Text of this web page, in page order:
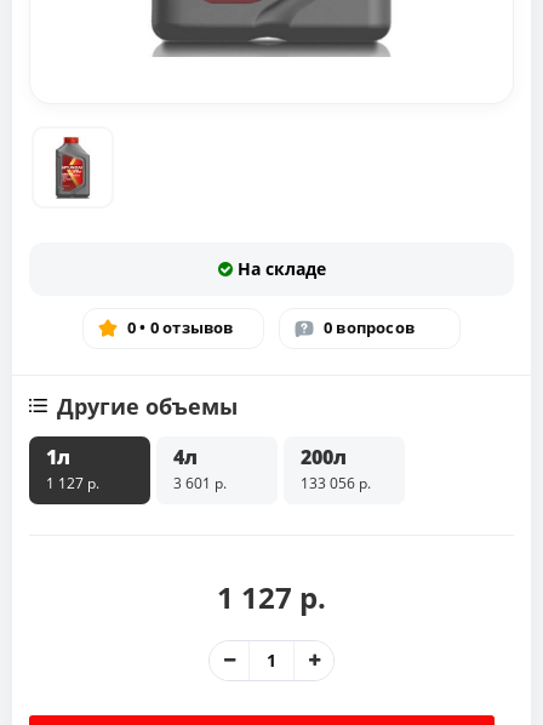
На складе
0 • 0 отзывов 0 вопросов
Другие объемы
1л
1 127 р.
4л
3 601 р.
200л
133 056 р.
1 127 р.